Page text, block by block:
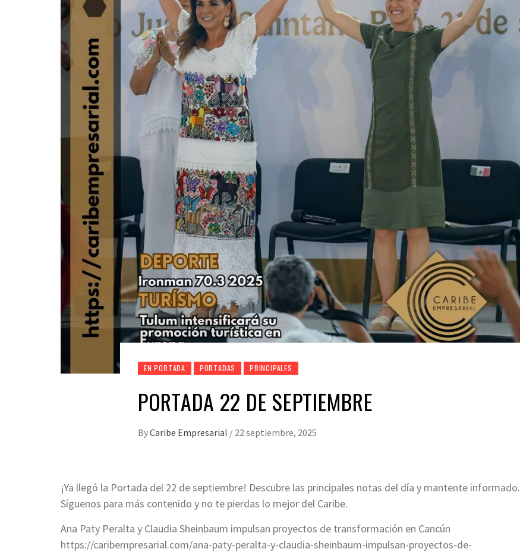
EN PORTADA PORTADAS PRINCIPALES
PORTADA 22 DE SEPTIEMBRE
ByCaribe Empresarial / 22 septiembre, 2025
¡Ya llegó la Portada del 22 de septiembre! Descubre las principales notas del día y mantente informado.
Síguenos para más contenido y no te pierdas lo mejor del Caribe.
Ana Paty Peralta y Claudia Sheinbaum impulsan proyectos de transformación en Cancún
https://caribempresarial.com/ana-paty-peralta-y-claudia-sheinbaum-impulsan-proyectos-de-